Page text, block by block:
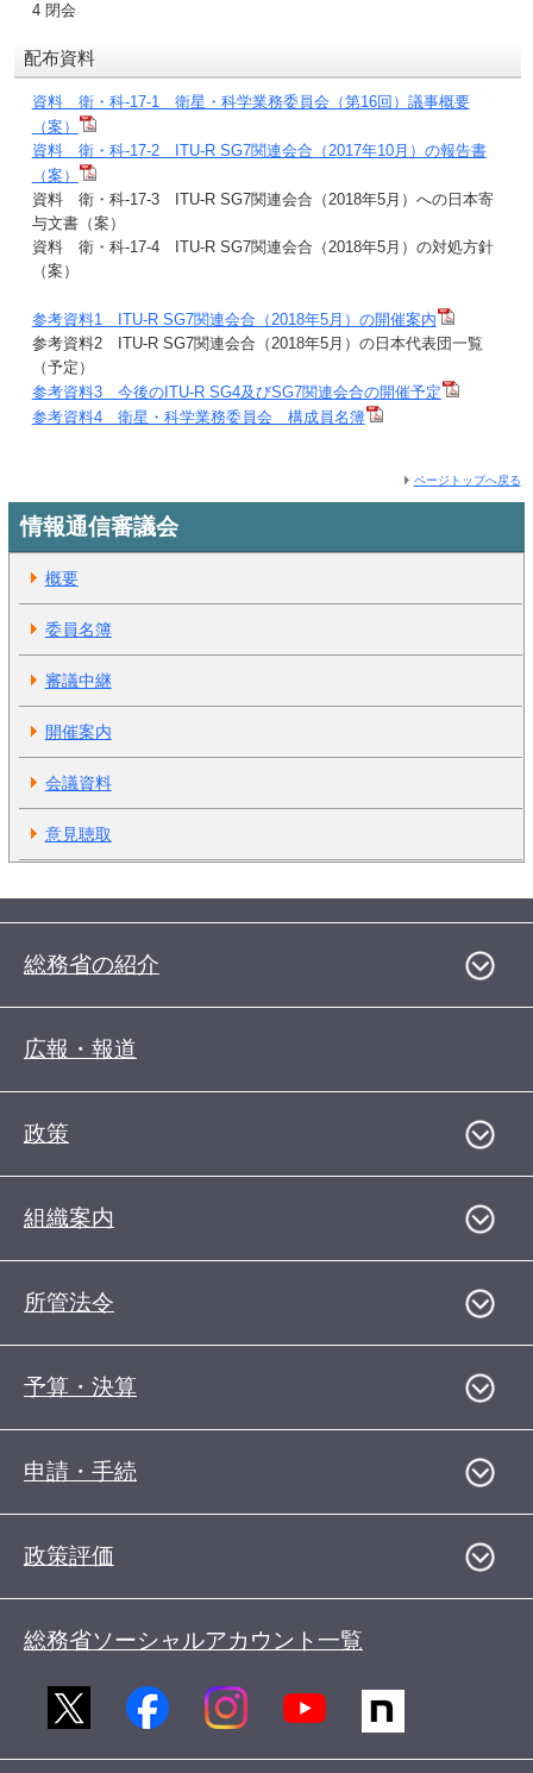
4 閉会
配布資料
資料 衛・科-17-1 衛星・科学業務委員会（第16回）議事概要
（案）
資料 衛・科-17-2 ITU-R SG7関連会合（2017年10月）の報告書
（案）
資料 衛・科-17-3 ITU-R SG7関連会合（2018年5月）への日本寄
与文書（案）
資料 衛・科-17-4 ITU-R SG7関連会合（2018年5月）の対処方針
（案）
参考資料1 ITU-R SG7関連会合（2018年5月）の開催案内
参考資料2 ITU-R SG7関連会合（2018年5月）の日本代表団一覧
（予定）
参考資料3 今後のITU-R SG4及びSG7関連会合の開催予定
参考資料4 衛星・科学業務委員会 構成員名簿
ページトップへ戻る
情報通信審議会
概要
委員名簿
審議中継
開催案内
会議資料
意見聴取
総務省の紹介
広報・報道
政策
組織案内
所管法令
予算・決算
申請・手続
政策評価
総務省ソーシャルアカウント一覧